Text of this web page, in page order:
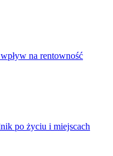
na rentowność
po życiu i miejscach